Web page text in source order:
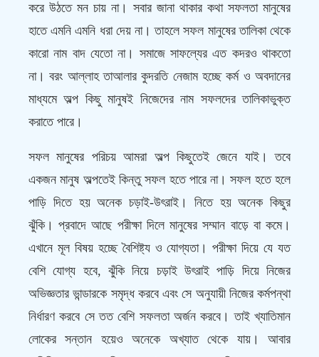
করে উঠতে মন চায় না। সবার জানা থাকার কথা সফলতা মানুষের
হাতে এমনি এমনি ধরা দেয় না। তাহলে সফল মানুষের তালিকা থেকে
কারো নাম বাদ যেতো না। সমাজে সাফল্যের এত কদরও থাকতো
না। বরং আল্লাহ তাআলার কুদরতি নেজাম হচ্ছে কর্ম ও অবদানের
মাধ্যমে অল্প কিছু মানুষই নিজেদের নাম সফলদের তালিকাভুক্ত
করাতে পারে।
সফল মানুষের পরিচয় আমরা অল্প কিছুতেই জেনে যাই। তবে
একজন মানুষ অল্পতেই কিন্তু সফল হতে পারে না। সফল হতে হলে
পাড়ি দিতে হয় অনেক চড়াই-উৎরাই। নিতে হয় অনেক কিছুর
ঝুঁকি। প্রবাদে আছে পরীক্ষা দিলে মানুষের সম্মান বাড়ে বা কমে।
এখানে মূল বিষয় হচ্ছে বৈশিষ্ট্য ও যোগ্যতা। পরীক্ষা দিয়ে যে যত
বেশি যোগ্য হবে, ঝুঁকি নিয়ে চড়াই উৎরাই পাড়ি দিয়ে নিজের
অভিজ্ঞতার ভান্ডারকে সমৃদ্ধ করবে এবং সে অনুযায়ী নিজের কর্মপন্থা
নির্ধারণ করবে সে তত বেশি সফলতা অর্জন করবে। তাই খ্যাতিমান
লোকের সন্তান হয়েও অনেকে অখ্যাত থেকে যায়। আবার